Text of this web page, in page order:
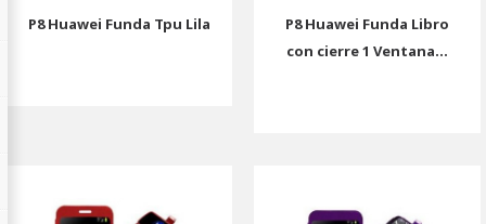
P8 Huawei Funda Tpu Lila
P8 Huawei Funda Libro
con cierre 1 Ventana...